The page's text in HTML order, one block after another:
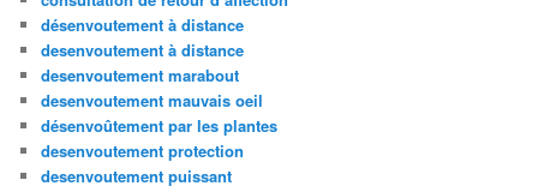
désenvoutement à distance
desenvoutement à distance
desenvoutement marabout
desenvoutement mauvais oeil
désenvoûtement par les plantes
desenvoutement protection
desenvoutement puissant